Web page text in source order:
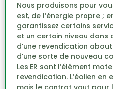
Nous produisons pour
est, de l’énergie propre ;
garantissez certains
et un certain niveau dans
d’une revendication
d’une sorte de nouveau
Les ER sont l’élément
revendication. L’éolien
mais le contrat vaut pour